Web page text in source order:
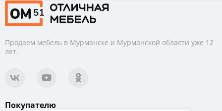
Продаем мебель в Мурманске и Мурманской области уже 12
лет.
Покупателю